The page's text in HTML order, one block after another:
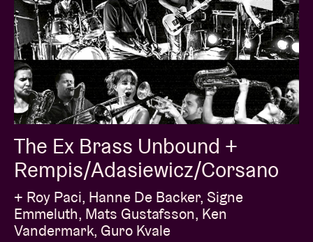
The Ex Brass Unbound +
Rempis/Adasiewicz/Corsano
+ Roy Paci, Hanne De Backer, Signe
Emmeluth, Mats Gustafsson, Ken
Vandermark, Guro Kvale